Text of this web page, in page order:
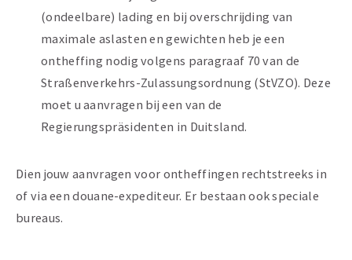
(ondeelbare) lading en bij overschrijding van
maximale aslasten en gewichten heb je een
ontheffing nodig volgens paragraaf 70 van de
Straßenverkehrs-Zulassungsordnung (StVZO). Deze
moet u aanvragen bij een van de
Regierungspräsidenten in Duitsland.
Dien jouw aanvragen voor ontheffingen rechtstreeks in
of via een douane-expediteur. Er bestaan ook speciale
bureaus.